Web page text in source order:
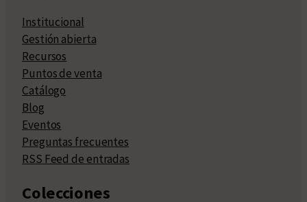
Institucional
Gestión abierta
Recursos
Puntos de venta
Catálogo
Blog
Eventos
Preguntas frecuentes
RSS Feed de entradas
Colecciones